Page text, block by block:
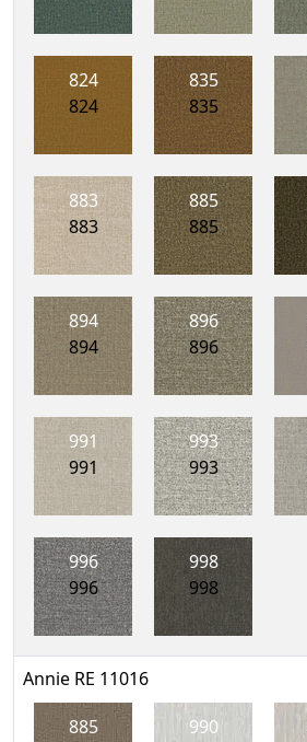
824
824
835
835
883
883
885
885
894
894
896
896
991
991
993
993
996
996
998
998
Annie RE 11016
885
990